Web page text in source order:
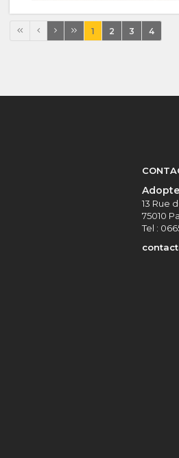
1 2 3 4
13 Rue
75010
Tel :